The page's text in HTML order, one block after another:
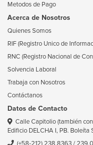
Metodos de Pago
Acerca de Nosotros
Quienes Somos
RIF (Registro Unico de
RNC (Registro Nacional de
Solvencia Laboral
Trabaja con Nosotros
Contáctanos
Datos de Contacto
Calle Capitolio (también
Edificio DELCHA I, PB. Boleíta